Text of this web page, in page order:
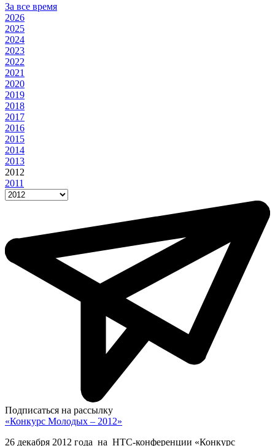
За все время
2026
2025
2024
2023
2022
2021
2020
2019
2018
2017
2016
2015
2014
2013
2012
2011
Подписаться на рассылку
«Конкурс Молодых – 2012»
26 декабря 2012 года на НТС-конференции «Конкурс